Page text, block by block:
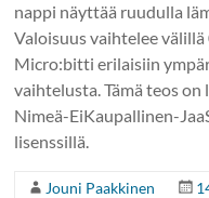
nappi näyttää ruudulla
Valoisuus vaihtelee
Micro:bitti erilaisiin
vaihtelusta. Tämä teos
Nimeä-EiKaupallinen-
lisenssillä.
Jouni Paakkinen